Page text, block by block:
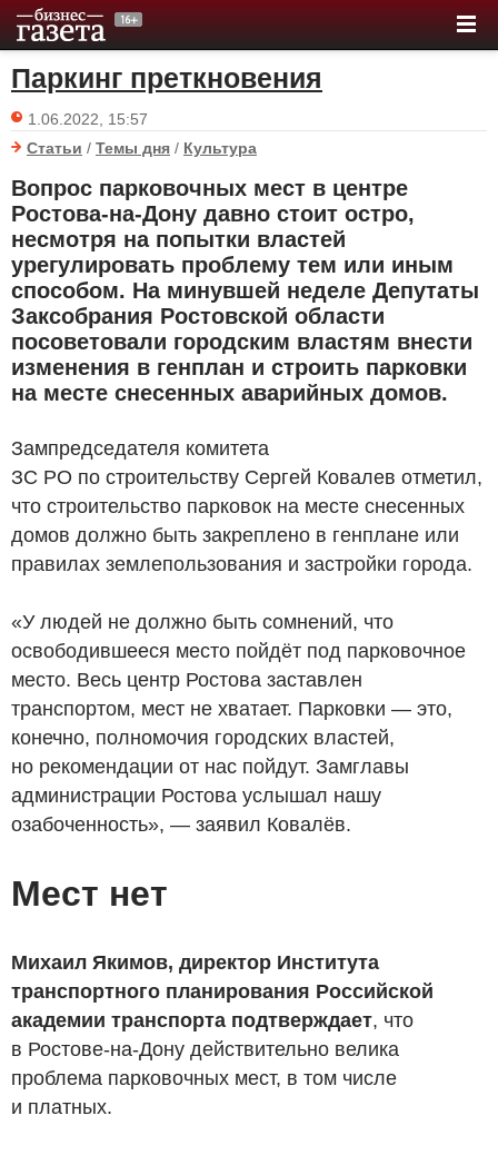
Паркинг преткновения
1.06.2022, 15:57
Статьи / Темы дня / Культура
Вопрос парковочных мест в центре
Ростова-на-Дону давно стоит остро,
несмотря на попытки властей
урегулировать проблему тем или иным
способом. На минувшей неделе Депутаты
Заксобрания Ростовской области
посоветовали городским властям внести
изменения в генплан и строить парковки
на месте снесенных аварийных домов.
Зампредседателя комитета
ЗС РО по строительству Сергей Ковалев отметил,
что строительство парковок на месте снесенных
домов должно быть закреплено в генплане или
правилах землепользования и застройки города.
«У людей не должно быть сомнений, что
освободившееся место пойдёт под парковочное
место. Весь центр Ростова заставлен
транспортом, мест не хватает. Парковки — это,
конечно, полномочия городских властей,
но рекомендации от нас пойдут. Замглавы
администрации Ростова услышал нашу
озабоченность», — заявил Ковалёв.
Мест нет
Михаил Якимов, директор Института
транспортного планирования Российской
академии транспорта подтверждает, что
в Ростове-на-Дону действительно велика
проблема парковочных мест, в том числе
и платных.